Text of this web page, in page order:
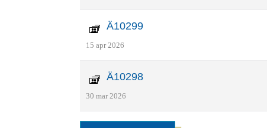
Ä10299
15 apr 2026
Ä10298
30 mar 2026